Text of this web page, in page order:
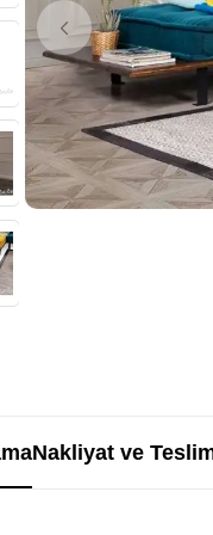
Nakliyat ve